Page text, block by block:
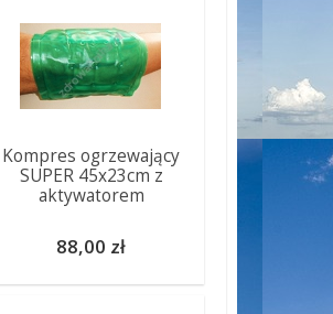
Kompres ogrzewający
SUPER 45x23cm z
aktywatorem
88,00 zł